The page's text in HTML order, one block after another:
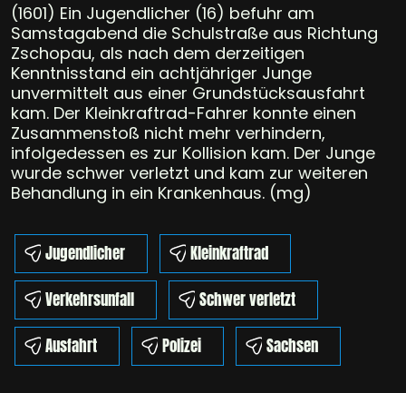
(1601) Ein Jugendlicher (16) befuhr am
Samstagabend die Schulstraße aus Richtung
Zschopau, als nach dem derzeitigen
Kenntnisstand ein achtjähriger Junge
unvermittelt aus einer Grundstücksausfahrt
kam. Der Kleinkraftrad-Fahrer konnte einen
Zusammenstoß nicht mehr verhindern,
infolgedessen es zur Kollision kam. Der Junge
wurde schwer verletzt und kam zur weiteren
Behandlung in ein Krankenhaus. (mg)
Jugendlicher
Kleinkraftrad
Verkehrsunfall
Schwer verletzt
Ausfahrt
Polizei Sachsen